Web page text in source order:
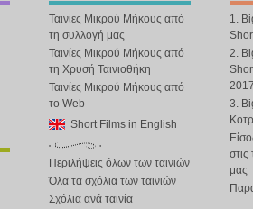
Ταινίες Μικρού Μήκους από
τη συλλογή μας
Ταινίες Μικρού Μήκους από
τη Χρυσή Ταινιοθήκη
Ταινίες Μικρού Μήκους από
το Web
Short Films in English
Περιλήψεις όλων των ταινιών
Όλα τα σχόλια των ταινιών
Σχόλια ανά ταινία
1.
2.
3.
στις
μας